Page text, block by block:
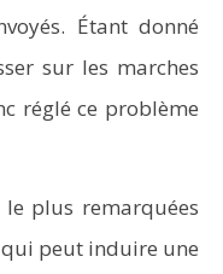
Étant donné
sur les marches
réglé ce problème
le plus remarquées
peut induire une